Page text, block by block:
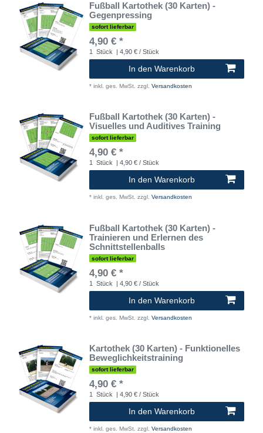
Fußball Kartothek (30 Karten) -
Gegenpressing
sofort lieferbar
4,90 € *
1 Stück | 4,90 € / Stück
In den Warenkorb
* inkl. ges. MwSt. zzgl. Versandkosten
Fußball Kartothek (30 Karten) -
Visuelles und Auditives Training
sofort lieferbar
4,90 € *
1 Stück | 4,90 € / Stück
In den Warenkorb
* inkl. ges. MwSt. zzgl. Versandkosten
Fußball Kartothek (30 Karten) -
Trainieren und Erlernen des
Schnittstellenballs
sofort lieferbar
4,90 € *
1 Stück | 4,90 € / Stück
In den Warenkorb
* inkl. ges. MwSt. zzgl. Versandkosten
Kartothek (30 Karten) - Funktionelles
Beweglichkeitstraining
sofort lieferbar
4,90 € *
1 Stück | 4,90 € / Stück
In den Warenkorb
* inkl. ges. MwSt. zzgl. Versandkosten